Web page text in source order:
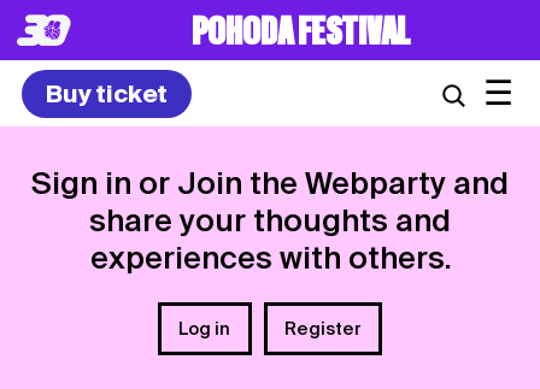
POHODA FESTIVAL
Buy ticket ☰
Sign in or Join the Webparty and
share your thoughts and
experiences with others.
Log in Register